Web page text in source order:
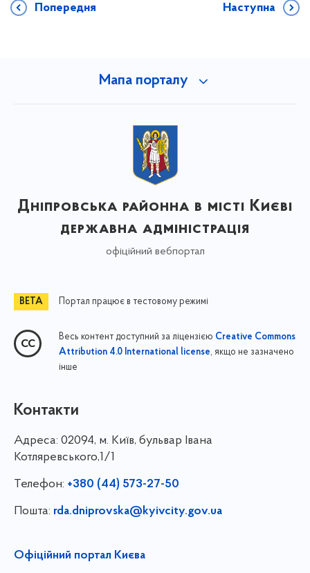
Попередня Наступна
Мапа порталу
Дніпровська районна в місті Києві
державна адміністрація
офіційний вебпортал
Портал працює в тестовому режимі
Весь контент доступний за ліцензією Creative Commons
Attribution 4.0 International license, якщо не зазначено
інше
Контакти
Адреса: 02094, м. Київ, бульвар Івана
Котляревського,1/1
Телефон: +380 (44) 573-27-50
Пошта: rda.dniprovska@kyivcity.gov.ua
Офіційний портал Києва